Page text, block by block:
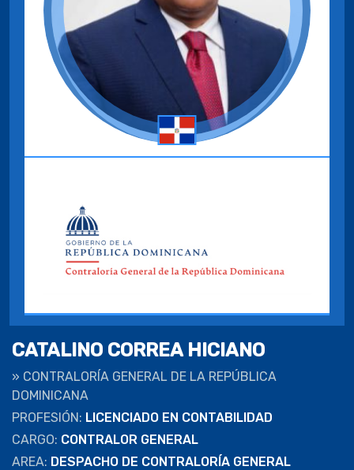
CATALINO CORREA HICIANO
» CONTRALORÍA GENERAL DE LA REPÚBLICA
DOMINICANA
PROFESIÓN: LICENCIADO EN CONTABILIDAD
CARGO: CONTRALOR GENERAL
AREA: DESPACHO DE CONTRALORÍA GENERAL